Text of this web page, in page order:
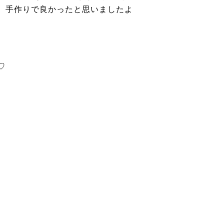
手作りで良かったと思いましたよ